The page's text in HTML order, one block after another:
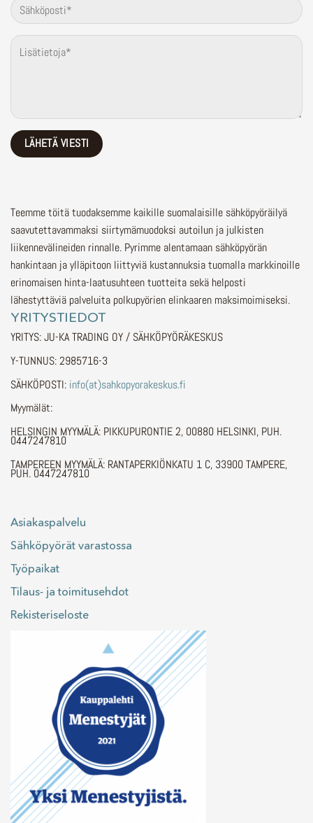
Teemme töitä tuodaksemme kaikille suomalaisille sähköpyöräilyä
saavutettavammaksi siirtymämuodoksi autoilun ja julkisten
liikennevälineiden rinnalle. Pyrimme alentamaan sähköpyörän
hankintaan ja ylläpitoon liittyviä kustannuksia tuomalla markkinoille
erinomaisen hinta-laatusuhteen tuotteita sekä helposti
lähestyttäviä palveluita polkupyörien elinkaaren maksimoimiseksi.
YRITYSTIEDOT
YRITYS: JU-KA TRADING OY / SÄHKÖPYÖRÄKESKUS
Y-TUNNUS: 2985716-3
SÄHKÖPOSTI: info(at)sahkopyorakeskus.fi
Myymälät:
HELSINGIN MYYMÄLÄ: PIKKUPURONTIE 2, 00880 HELSINKI, PUH.
0447247810
TAMPEREEN MYYMÄLÄ: RANTAPERKIÖNKATU 1 C, 33900 TAMPERE,
PUH. 0447247810
Asiakaspalvelu
Sähköpyörät varastossa
Työpaikat
Tilaus- ja toimitusehdot
Rekisteriseloste